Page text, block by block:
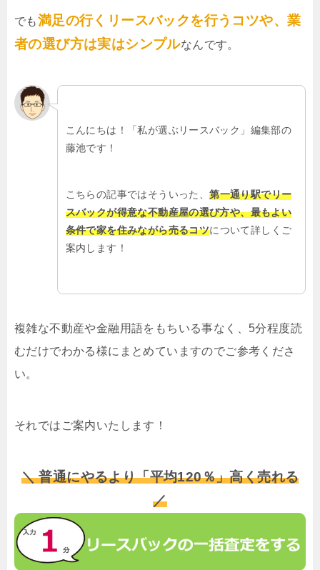
でも満足の行くリースバックを行うコツや、業
者の選び方は実はシンプルなんです。
こんにちは！「私が選ぶリースバック」編集部の
藤池です！
こちらの記事ではそういった、第一通り駅でリー
スバックが得意な不動産屋の選び方や、最もよい
条件で家を住みながら売るコツについて詳しくご
案内します！
複雑な不動産や金融用語をもちいる事なく、5分程度読
むだけでわかる様にまとめていますのでご参考くださ
い。
それではご案内いたします！
＼ 普通にやるより「平均120％」高く売れる
／